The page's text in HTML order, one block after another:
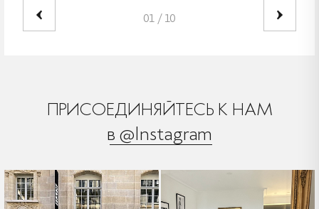
01 / 10
ПРИСОЕДИНЯЙТЕСЬ К НАМ
в @Instagram